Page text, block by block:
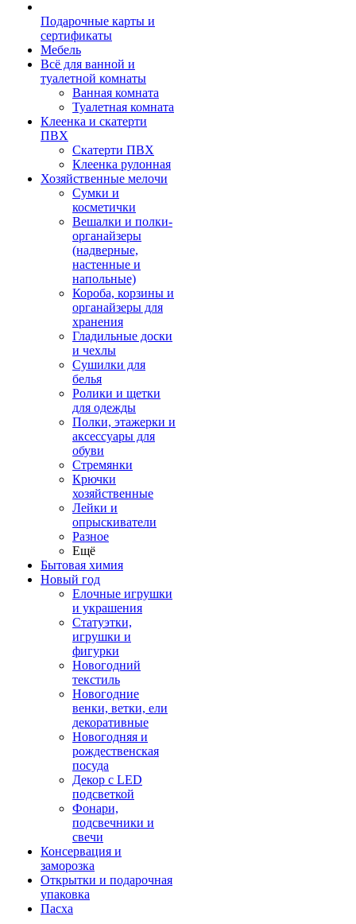
Подарочные карты и
сертификаты
Мебель
Всё для ванной и
туалетной комнаты
Ванная комната
Туалетная комната
Клеенка и скатерти
ПВХ
Скатерти ПВХ
Клеенка рулонная
Хозяйственные мелочи
Сумки и
косметички
Вешалки и полки-
органайзеры
(надверные,
настенные и
напольные)
Короба, корзины и
органайзеры для
хранения
Гладильные доски
и чехлы
Сушилки для
белья
Ролики и щетки
для одежды
Полки, этажерки и
аксессуары для
обуви
Стремянки
Крючки
хозяйственные
Лейки и
опрыскиватели
Разное
Ещё
Бытовая химия
Новый год
Елочные игрушки
и украшения
Статуэтки,
игрушки и
фигурки
Новогодний
текстиль
Новогодние
венки, ветки, ели
декоративные
Новогодняя и
рождественская
посуда
Декор с LED
подсветкой
Фонари,
подсвечники и
свечи
Консервация и
заморозка
Открытки и подарочная
упаковка
Пасха